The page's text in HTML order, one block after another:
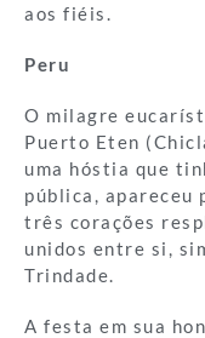
aos fiéis.
Peru
O milagre
Puerto Eten
uma hóstia que
pública, apareceu
três corações
unidos entre si,
Trindade.
A festa em sua